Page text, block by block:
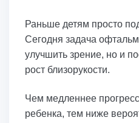
Раньше детям просто
Сегодня задача
улучшить зрение, но и
рост близорукости.
Чем медленнее
ребенка, тем ниже